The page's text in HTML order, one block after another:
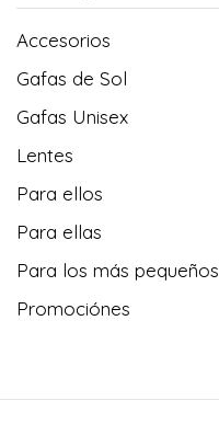
Accesorios
Gafas de Sol
Gafas Unisex
Lentes
Para ellos
Para ellas
Para los más pequeños
Promociónes